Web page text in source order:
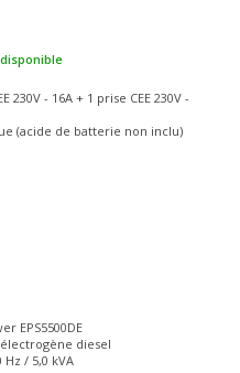
230V - 16A + 1 prise CEE 230V -
(acide de batterie non inclu)
EPS5500DE
diesel
Hz / 5,0 kVA